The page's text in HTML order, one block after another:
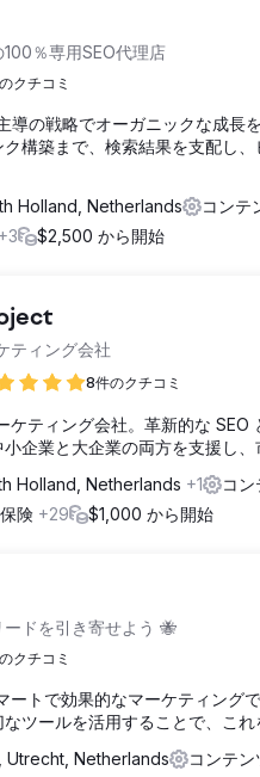
％専用SEO代理店
クチコミ
導の戦略でオーガニックな成長
構築まで、検索結果を支配し
Holland, Netherlands
コンテ
+3 $2,500 から開始
ティング会社
8件のクチコミ
ケティング会社。革新的な
企業と大企業の両方を支援し
Holland, Netherlands +1 コ
険 +29 $1,000 から開始
ドを引き寄せよう 🐝
クチコミ
トで効果的なマーケティング
ツールを活用することで、これ
Utrecht, Netherlands
コンテ